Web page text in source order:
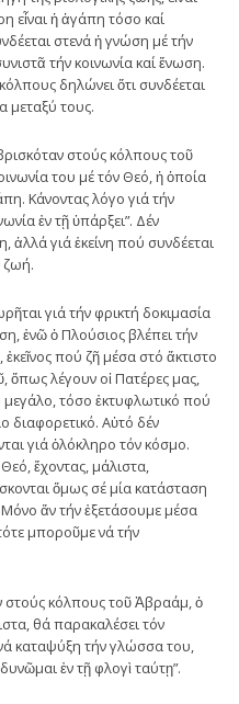
εἶναι ἡ ἀγάπη τόσο καί
στενά ἡ γνώση μέ τήν
τήν κοινωνία καί ἕνωση.
δηλώνει ὅτι συνδέεται
μεταξύ τους.
στούς κόλπους τοῦ
του μέ τόν Θεό, ἡ ὁποία
Κάνοντας λόγο γιά τήν
ἐν τῇ ὑπάρξει”. Δέν
ἀλλά γιά ἐκείνη πού συνδέεται
ζωή.
γιά τήν φρικτή δοκιμασία
ἐνῶ ὁ Πλούσιος βλέπει τήν
πού ζῆ μέσα στό ἄκτιστο
λέγουν οἱ Πατέρες μας,
μεγάλο, τόσο ἐκτυφλωτικό πού
διαφορετικό. Αὐτό δέν
γιά ὁλόκληρο τόν κόσμο.
ἔχοντας, μάλιστα,
ὅμως σέ μία κατάσταση
ἄν τήν ἐξετάσουμε μέσα
μποροῦμε νά τήν
στούς κόλπους τοῦ Ἀβραάμ, ὁ
θά παρακαλέσει τόν
καταψύξη τήν γλώσσα του,
ἐν τῇ φλογὶ ταύτῃ”.